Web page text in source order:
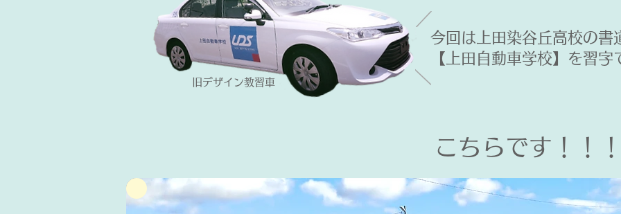
​旧デザイン教習車
今回は上田染谷丘高校の書
【上田自動車学校】を習
​／
​／
こちらです！！